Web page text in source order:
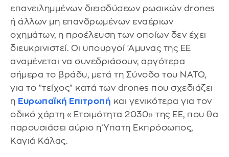
επανειλημμένων διεισδύσεων ρωσικών drones
ή άλλων μη επανδρωμένων εναέριων
οχημάτων, η προέλευση των οποίων δεν έχει
διευκρινιστεί. Οι υπουργοί 'Αμυνας της ΕΕ
αναμένεται να συνεδριάσουν, αργότερα
σήμερα το βράδυ, μετά τη Σύνοδο του ΝΑΤΟ,
για το "τείχος" κατά των drones που σχεδιάζει
η Ευρωπαϊκή Επιτροπή και γενικότερα για τον
οδικό χάρτη «Ετοιμότητα 2030» της ΕΕ, που θα
παρουσιάσει αύριο η Ύπατη Εκπρόσωπος,
Καγιά Κάλας.